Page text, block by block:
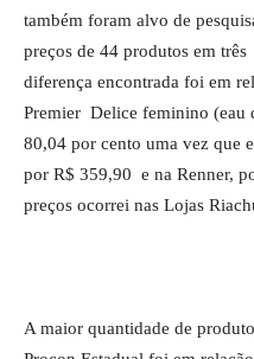
também foram alvo de
preços de 44 produtos em
diferença encontrada foi em
Premier Delice feminino (eau
80,04 por cento uma vez que
por R$ 359,90 e na Renner,
preços ocorrei nas Lojas
A maior quantidade de